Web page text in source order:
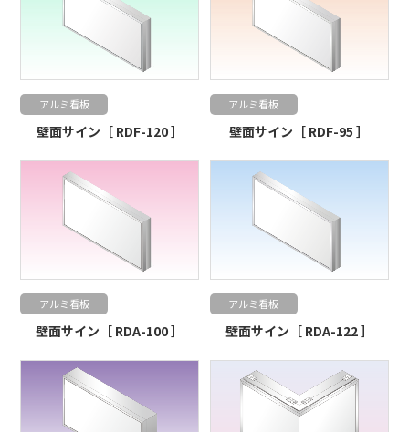
アルミ看板
壁面サイン［ RDF-120 ］
アルミ看板
壁面サイン［ RDF-95 ］
アルミ看板
壁面サイン［ RDA-100 ］
アルミ看板
壁面サイン［ RDA-122 ］